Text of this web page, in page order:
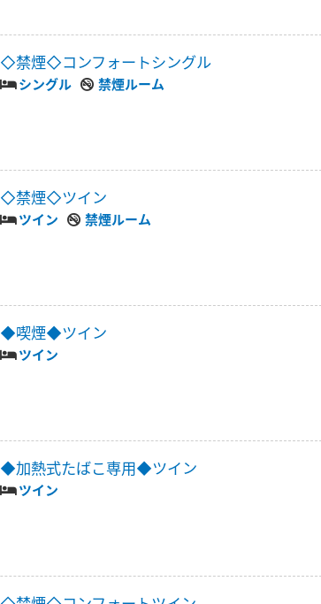
◇禁煙◇コンフォートシングル
シングル 禁煙ルーム
◇禁煙◇ツイン
ツイン 禁煙ルーム
◆喫煙◆ツイン
ツイン
◆加熱式たばこ専用◆ツイン
ツイン